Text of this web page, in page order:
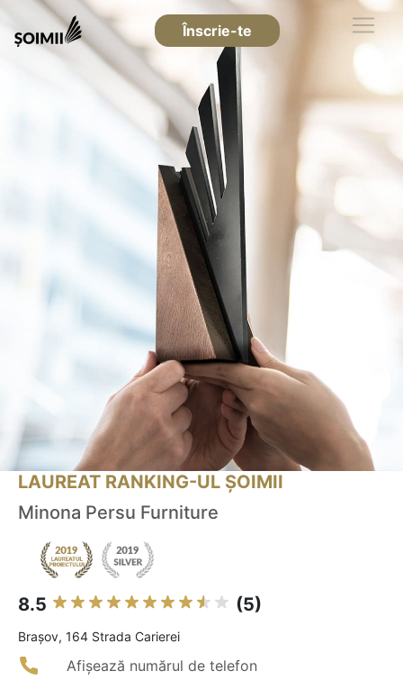
Înscrie-te
LAUREAT RANKING-UL ȘOIMII
Minona Persu Furniture
8.5 (5)
Braşov, 164 Strada Carierei
Afișează numărul de telefon